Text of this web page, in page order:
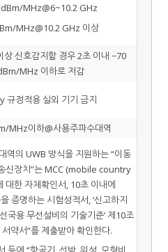
MHz@6~10.2 GHz
MHz@10.2 GHz 이상
상 신호감지할 경우 2초 이내 −70
MHz 이하로 저감
규정적용 실외 기기 금지
MHz이하@사용주파수대역
의 UWB 방식을 지원하는 “이동
신장치”는 MCC (mobile country
대한 자체확인서, 10초 이내에
증명하는 시험성적서, ‘신고하지
국용 무선설비의 기술기준’ 제10조
약서”를 제출받아 확인한다.